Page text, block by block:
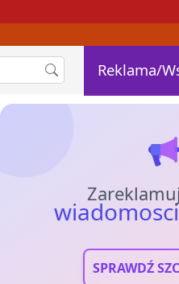
Reklama/
SPRAWDŹ